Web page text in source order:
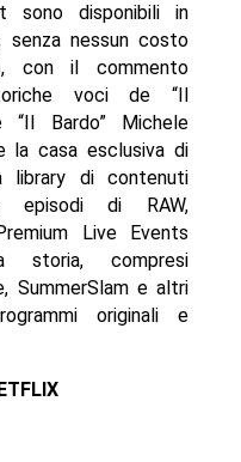
sono disponibili in
nessun costo
con il commento
voci de “Il
“Il Bardo” Michele
la casa esclusiva di
library di contenuti
episodi di RAW,
Live Events
storia, compresi
SummerSlam e altri
originali e